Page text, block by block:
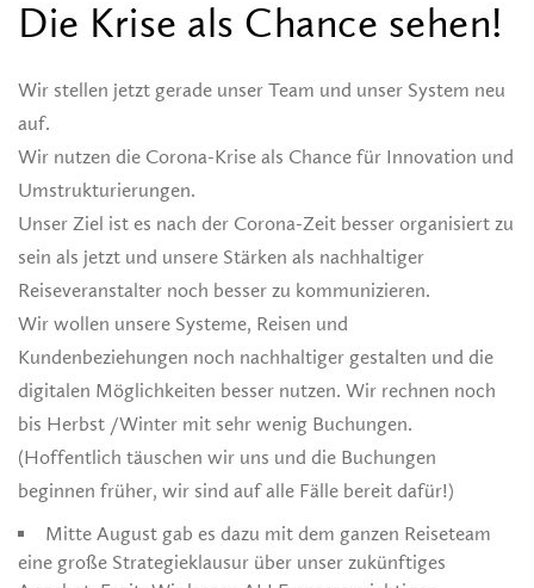
Die Krise als Chance sehen!
Wir stellen jetzt gerade unser Team und unser System neu
auf.
Wir nutzen die Corona-Krise als Chance für Innovation und
Umstrukturierungen.
Unser Ziel ist es nach der Corona-Zeit besser organisiert zu
sein als jetzt und unsere Stärken als nachhaltiger
Reiseveranstalter noch besser zu kommunizieren.
Wir wollen unsere Systeme, Reisen und
Kundenbeziehungen noch nachhaltiger gestalten und die
digitalen Möglichkeiten besser nutzen. Wir rechnen noch
bis Herbst /Winter mit sehr wenig Buchungen.
(Hoffentlich täuschen wir uns und die Buchungen
beginnen früher, wir sind auf alle Fälle bereit dafür!)
Mitte August gab es dazu mit dem ganzen Reiseteam
eine große Strategieklausur über unser zukünftiges